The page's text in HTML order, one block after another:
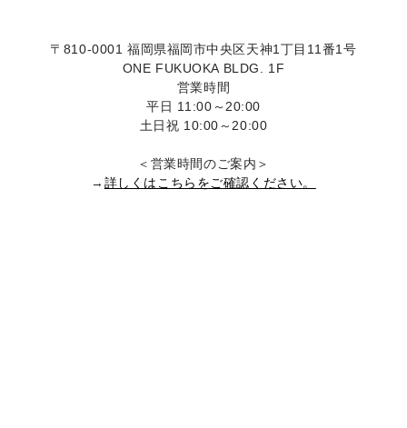
〒810-0001 福岡県福岡市中央区天神1丁目11番1号
ONE FUKUOKA BLDG. 1F
営業時間
平日 11:00～20:00
土日祝 10:00～20:00
＜営業時間のご案内＞
→ 詳しくはこちらをご確認ください。